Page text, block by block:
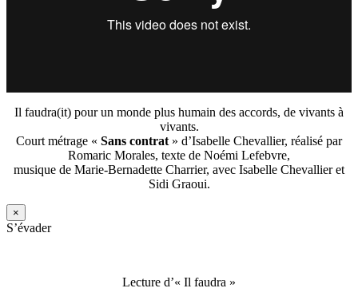
Il faudra(it) pour un monde plus humain des accords, de vivants à
vivants.
Court métrage « Sans contrat » d’Isabelle Chevallier, réalisé par
Romaric Morales, texte de Noémi Lefebvre,
musique de Marie-Bernadette Charrier, avec Isabelle Chevallier et
Sidi Graoui.
×
S’évader
Lecture d’« Il faudra »